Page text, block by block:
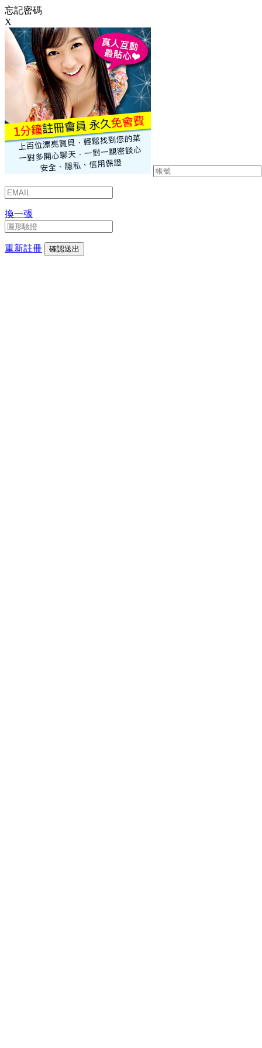
忘記密碼
X
換一張
重新註冊 確認送出